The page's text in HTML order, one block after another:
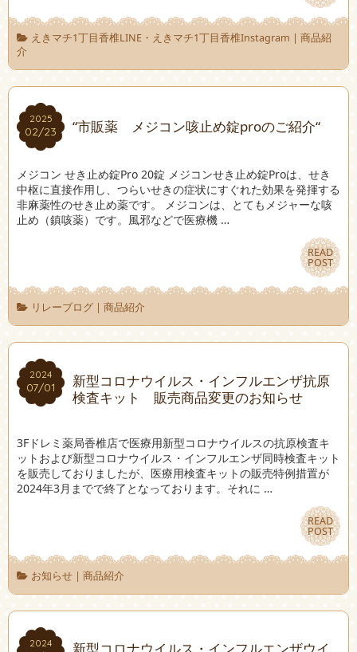
えきマチ1丁目香椎LINE・えきマチ1丁目香椎Instagram
商品紹
介
2025
02/23
2025
02/23 “市販薬 メジコン咳止め錠proのご紹介“
メジコン せき止め錠Pro 20錠 メジコンせき止め錠Proは、せき
中枢に直接作用し、つらいせきの症状にすぐれた効果を発揮する
非麻薬性のせき止め薬です。 メジコンは、とてもメジャーな咳
止め（鎮咳薬）です。風邪などで医療機 …
READ
POST
READ
POST
リレーブログ| 商品紹介
2024
07/01
2024
07/01
新型コロナウイルス・インフルエンザ抗原
検査キット 販売商品変更のお知らせ
3Fドレミ薬局香椎店で医療用新型コロナウイルスの抗原検査キ
ットおよび新型コロナウイルス・インフルエンザ同時検査キット
を販売しておりましたが、医療用検査キットの販売特例措置が
2024年3月までで終了となっております。それに …
READ
POST
READ
POST
お知らせ| 商品紹介
2024
2024